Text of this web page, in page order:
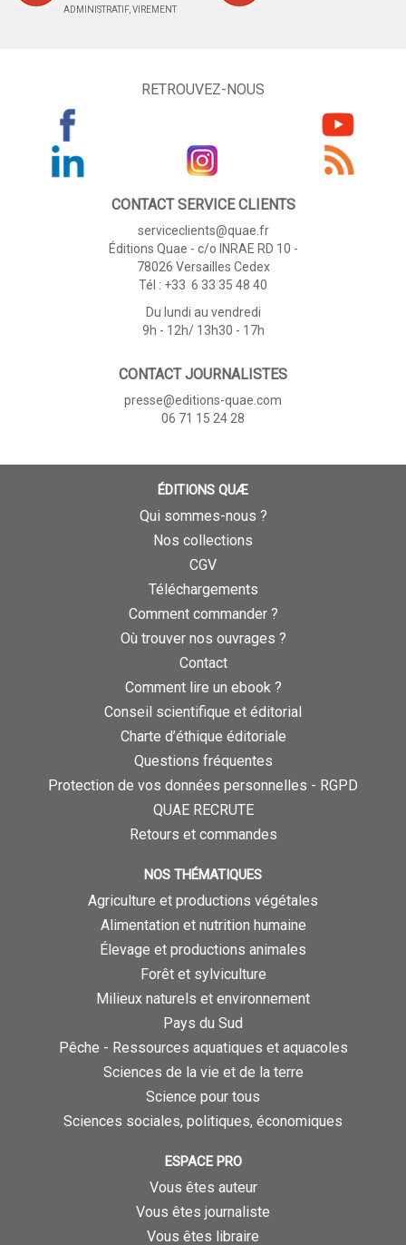
ADMINISTRATIF, VIREMENT
RETROUVEZ-NOUS
CONTACT SERVICE CLIENTS
serviceclients@quae.fr
Éditions Quae - c/o INRAE RD 10 -
78026 Versailles Cedex
Tél : +33 6 33 35 48 40
Du lundi au vendredi
9h - 12h/ 13h30 - 17h
CONTACT JOURNALISTES
presse@editions-quae.com
06 71 15 24 28
ÉDITIONS QUÆ
Qui sommes-nous ?
Nos collections
CGV
Téléchargements
Comment commander ?
Où trouver nos ouvrages ?
Contact
Comment lire un ebook ?
Conseil scientifique et éditorial
Charte d’éthique éditoriale
Questions fréquentes
Protection de vos données personnelles - RGPD
QUAE RECRUTE
Retours et commandes
NOS THÉMATIQUES
Agriculture et productions végétales
Alimentation et nutrition humaine
Élevage et productions animales
Forêt et sylviculture
Milieux naturels et environnement
Pays du Sud
Pêche - Ressources aquatiques et aquacoles
Sciences de la vie et de la terre
Science pour tous
Sciences sociales, politiques, économiques
ESPACE PRO
Vous êtes auteur
Vous êtes journaliste
Vous êtes libraire